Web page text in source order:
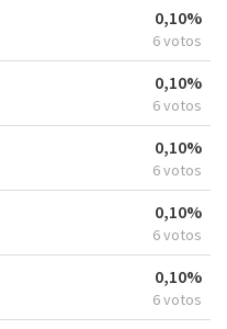
0,10%
6 votos
0,10%
6 votos
0,10%
6 votos
0,10%
6 votos
0,10%
6 votos